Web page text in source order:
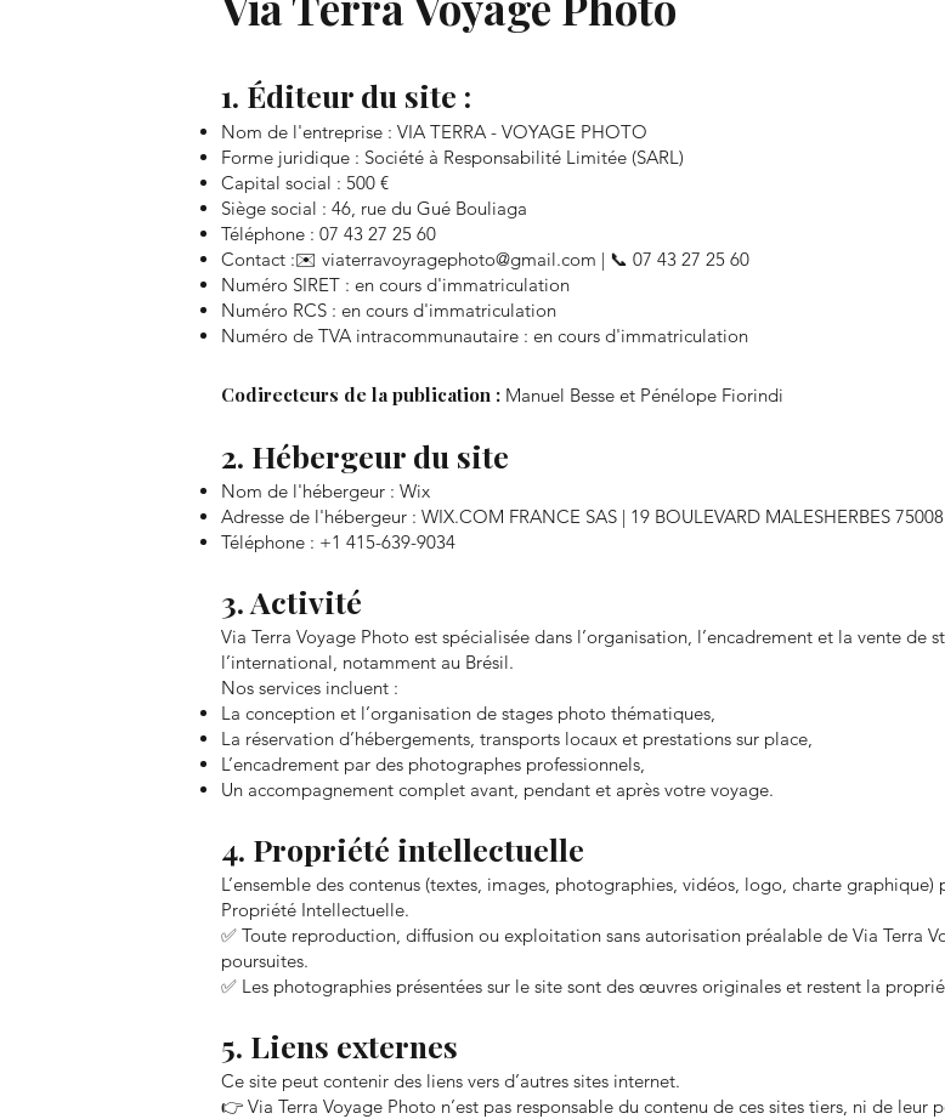
1. Éditeur du site :
Nom de l'entreprise : VIA TERRA - VOYAGE PHOTO
Forme juridique : Société à Responsabilité Limitée (SARL)
Capital social : 500 €
Siège social : 46, rue du Gué Bouliaga
Téléphone : 07 43 27 25 60
Contact :✉️ viaterravoyragephoto@gmail.com | 📞 07 43 27 25 60
Numéro SIRET : en cours d'immatriculation
Numéro RCS : en cours d'immatriculation
Numéro de TVA intracommunautaire : en cours d'immatriculation
Codirecteurs de la publication : Manuel Besse et Pénélope Fiorindi
2. Hébergeur du site
Nom de l'hébergeur : Wix
Adresse de l'hébergeur : WIX.COM FRANCE SAS | 19 BOULEVARD MALESHERBES 75008
Téléphone : +1 415-639-9034
3. Activité
Via Terra Voyage Photo est spécialisée dans l’organisation, l’encadrement et la vente de
l’international, notamment au Brésil.
Nos services incluent :
La conception et l’organisation de stages photo thématiques,
La réservation d’hébergements, transports locaux et prestations sur place,
L’encadrement par des photographes professionnels,
Un accompagnement complet avant, pendant et après votre voyage.
4. Propriété intellectuelle
L’ensemble des contenus (textes, images, photographies, vidéos, logo, charte
Propriété Intellectuelle.
✅ Toute reproduction, diffusion ou exploitation sans autorisation préalable de Via Terra
poursuites.
✅ Les photographies présentées sur le site sont des œuvres originales et restent la
5. Liens externes
Ce site peut contenir des liens vers d’autres sites internet.
👉 Via Terra Voyage Photo n’est pas responsable du contenu de ces sites tiers, ni de